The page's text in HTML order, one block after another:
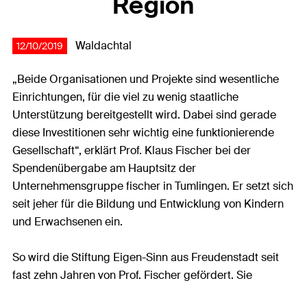
12/10/2019 Waldachtal
„Beide Organisationen und Projekte sind wesentliche
Einrichtungen, für die viel zu wenig staatliche
Unterstützung bereitgestellt wird. Dabei sind gerade
diese Investitionen sehr wichtig eine funktionierende
Gesellschaft“, erklärt Prof. Klaus Fischer bei der
Spendenübergabe am Hauptsitz der
Unternehmensgruppe fischer in Tumlingen. Er setzt sich
seit jeher für die Bildung und Entwicklung von Kindern
und Erwachsenen ein.
So wird die Stiftung Eigen-Sinn aus Freudenstadt seit
fast zehn Jahren von Prof. Fischer gefördert. Sie